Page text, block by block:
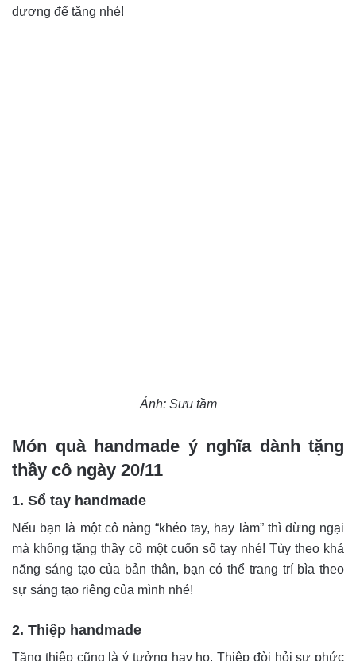
dương để tặng nhé!
Ảnh: Sưu tầm
Món quà handmade ý nghĩa dành tặng
thầy cô ngày 20/11
1. Sổ tay handmade
Nếu bạn là một cô nàng “khéo tay, hay làm” thì đừng ngại
mà không tặng thầy cô một cuốn sổ tay nhé! Tùy theo khả
năng sáng tạo của bản thân, bạn có thể trang trí bìa theo
sự sáng tạo riêng của mình nhé!
2. Thiệp handmade
Tặng thiệp cũng là ý tưởng hay ho. Thiệp đòi hỏi sự phức